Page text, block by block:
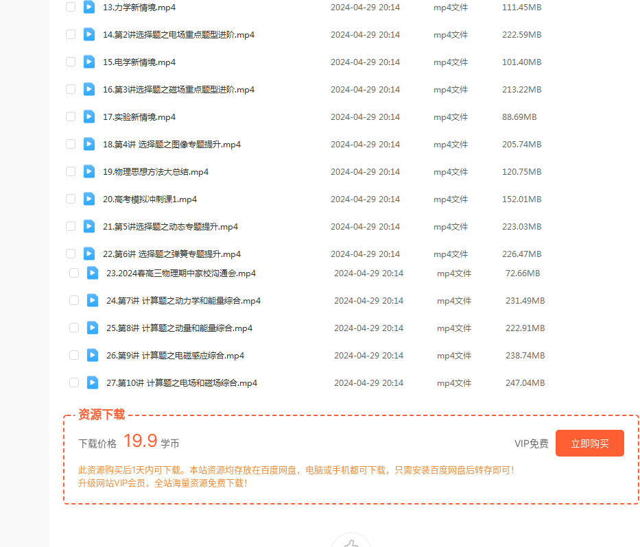
资源下载
下载价格 19.9 学币 VIP免费 立即购买
此资源购买后1天内可下载。本站资源均存放在百度网盘，电脑或手机都可下载，只需安装百度网盘后转存即可！
升级网站VIP会员，全站海量资源免费下载！